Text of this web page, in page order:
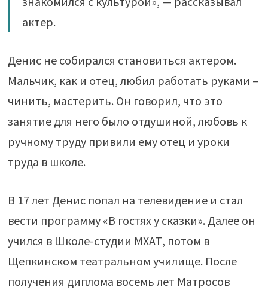
актер.
Денис не собирался становиться актером.
Мальчик, как и отец, любил работать руками –
чинить, мастерить. Он говорил, что это
занятие для него было отдушиной, любовь к
ручному труду привили ему отец и уроки
труда в школе.
В 17 лет Денис попал на телевидение и стал
вести программу «В гостях у сказки». Далее он
учился в Школе-студии МХАТ, потом в
Щепкинском театральном училище. После
получения диплома восемь лет Матросов